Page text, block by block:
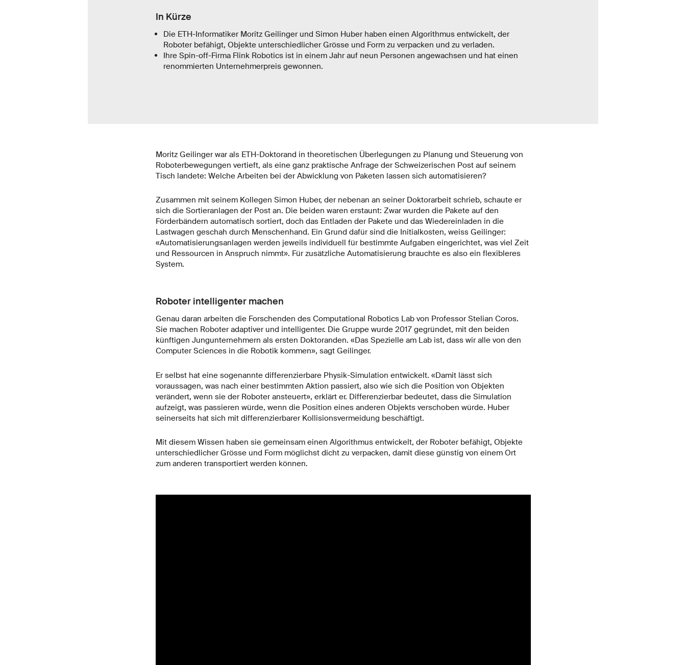
In Kürze
Die ETH-Informatiker Moritz Geilinger und Simon Huber haben einen Algorithmus entwickelt, der
Roboter befähigt, Objekte unterschiedlicher Grösse und Form zu verpacken und zu verladen.
Ihre Spin-off-Firma Flink Robotics ist in einem Jahr auf neun Personen angewachsen und hat einen
renommierten Unternehmerpreis gewonnen.
Moritz Geilinger war als ETH-Doktorand in theoretischen Überlegungen zu Planung und Steuerung von
Roboterbewegungen vertieft, als eine ganz praktische Anfrage der Schweizerischen Post auf seinem
Tisch landete: Welche Arbeiten bei der Abwicklung von Paketen lassen sich automatisieren?
Zusammen mit seinem Kollegen Simon Huber, der nebenan an seiner Doktorarbeit schrieb, schaute er
sich die Sortieranlagen der Post an. Die beiden waren erstaunt: Zwar wurden die Pakete auf den
Förderbändern automatisch sortiert, doch das Entladen der Pakete und das Wiedereinladen in die
Lastwagen geschah durch Menschenhand. Ein Grund dafür sind die Initialkosten, weiss Geilinger:
«Automatisierungsanlagen werden jeweils individuell für bestimmte Aufgaben eingerichtet, was viel Zeit
und Ressourcen in Anspruch nimmt». Für zusätzliche Automatisierung brauchte es also ein flexibleres
System.
Roboter intelligenter machen
Genau daran arbeiten die Forschenden des Computational Robotics Lab von Professor Stelian Coros.
Sie machen Roboter adaptiver und intelligenter. Die Gruppe wurde 2017 gegründet, mit den beiden
künftigen Jungunternehmern als ersten Doktoranden. «Das Spezielle am Lab ist, dass wir alle von den
Computer Sciences in die Robotik kommen», sagt Geilinger.
Er selbst hat eine sogenannte differenzierbare Physik-Simulation entwickelt. «Damit lässt sich
voraussagen, was nach einer bestimmten Aktion passiert, also wie sich die Position von Objekten
verändert, wenn sie der Roboter ansteuert», erklärt er. Differenzierbar bedeutet, dass die Simulation
aufzeigt, was passieren würde, wenn die Position eines anderen Objekts verschoben würde. Huber
seinerseits hat sich mit differenzierbarer Kollisionsvermeidung beschäftigt.
Mit diesem Wissen haben sie gemeinsam einen Algorithmus entwickelt, der Roboter befähigt, Objekte
unterschiedlicher Grösse und Form möglichst dicht zu verpacken, damit diese günstig von einem Ort
zum anderen transportiert werden können.